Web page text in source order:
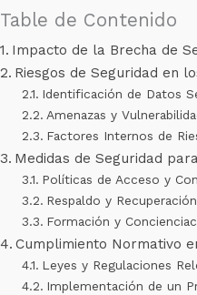
Table de Contenido
Impacto de la Brecha de
Riesgos de Seguridad en
Identificación de Datos
Amenazas y
Factores Internos de
Medidas de Seguridad
Políticas de Acceso y
Respaldo y
Formación y
Cumplimiento Normativo
Leyes y Regulaciones
Implementación de un